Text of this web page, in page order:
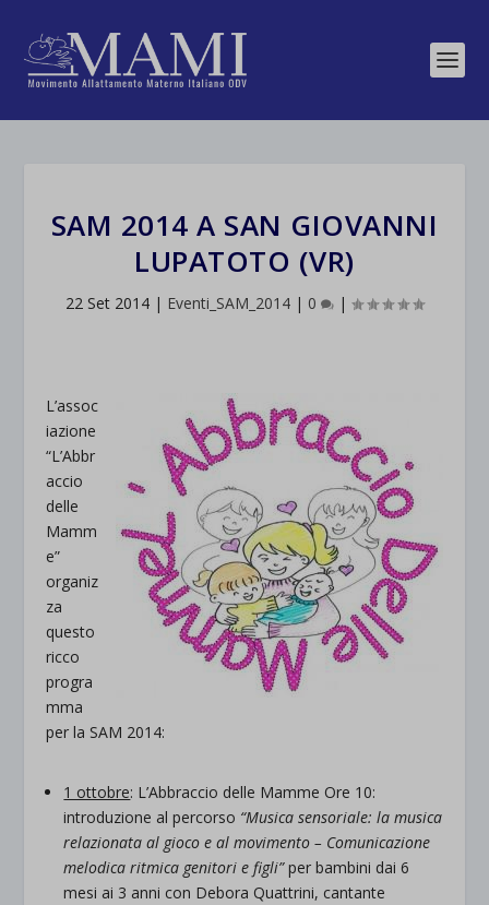
SAM 2014 A SAN GIOVANNI
LUPATOTO (VR)
22 Set 2014 | Eventi_SAM_2014 | 0 |
L’assoc
iazione
“L’Abbr
accio
delle
Mamm
e”
organiz
za
questo
ricco
progra
mma
per la SAM 2014:
1 ottobre: L’Abbraccio delle Mamme Ore 10:
introduzione al percorso “Musica sensoriale: la musica
relazionata al gioco e al movimento – Comunicazione
melodica ritmica genitori e figli”per bambini dai 6
mesi ai 3 anni con Debora Quattrini, cantante